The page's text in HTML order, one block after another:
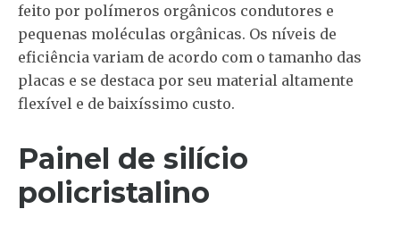
feito por polímeros orgânicos condutores e
pequenas moléculas orgânicas. Os níveis de
eficiência variam de acordo com o tamanho das
placas e se destaca por seu material altamente
flexível e de baixíssimo custo.
Painel de silício
policristalino